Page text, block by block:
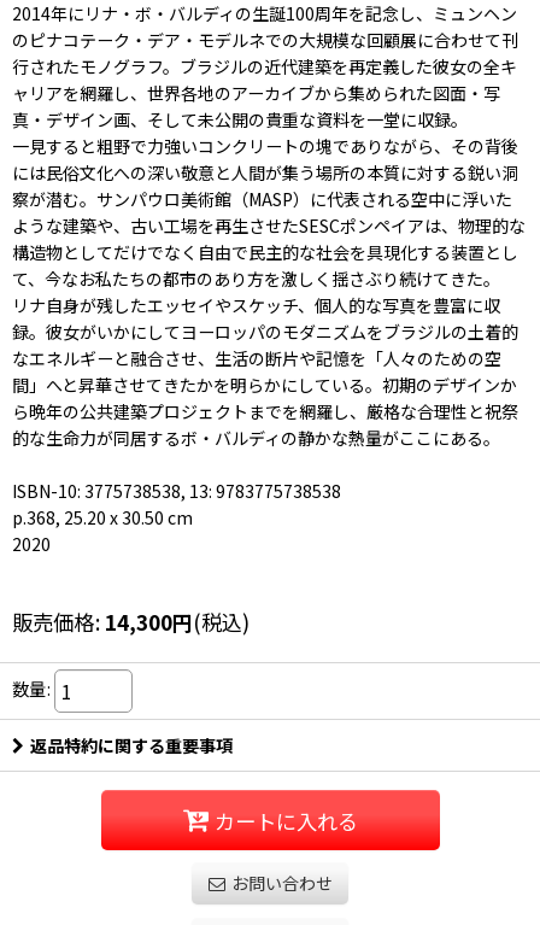
2014年にリナ・ボ・バルディの生誕100周年を記念し、ミュンヘン
のピナコテーク・デア・モデルネでの大規模な回顧展に合わせて刊
行されたモノグラフ。ブラジルの近代建築を再定義した彼女の全キ
ャリアを網羅し、世界各地のアーカイブから集められた図面・写
真・デザイン画、そして未公開の貴重な資料を一堂に収録。
一見すると粗野で力強いコンクリートの塊でありながら、その背後
には民俗文化への深い敬意と人間が集う場所の本質に対する鋭い洞
察が潜む。サンパウロ美術館（MASP）に代表される空中に浮いた
ような建築や、古い工場を再生させたSESCポンペイアは、物理的な
構造物としてだけでなく自由で民主的な社会を具現化する装置とし
て、今なお私たちの都市のあり方を激しく揺さぶり続けてきた。
リナ自身が残したエッセイやスケッチ、個人的な写真を豊富に収
録。彼女がいかにしてヨーロッパのモダニズムをブラジルの土着的
なエネルギーと融合させ、生活の断片や記憶を「人々のための空
間」へと昇華させてきたかを明らかにしている。初期のデザインか
ら晩年の公共建築プロジェクトまでを網羅し、厳格な合理性と祝祭
的な生命力が同居するボ・バルディの静かな熱量がここにある。
ISBN-10: 3775738538, 13: 9783775738538
p.368, 25.20 x 30.50 cm
2020
販売価格: 14,300円(税込)
数量:
返品特約に関する重要事項
カートに入れる
お問い合わせ